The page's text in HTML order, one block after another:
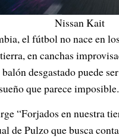
Nissan Kait
el fútbol no nace en
en canchas
desgastado puede
que parece imposible.
“Forjados en nuestra
de Pulzo que busca